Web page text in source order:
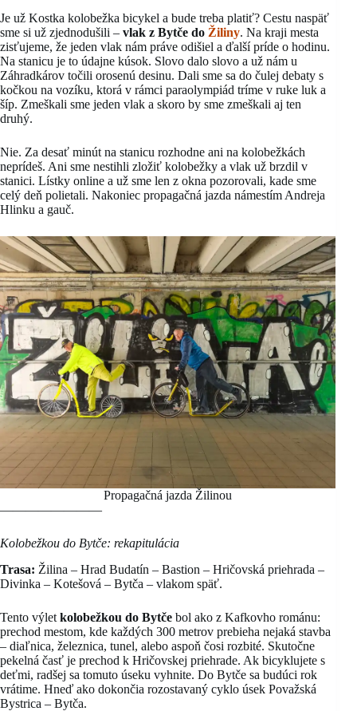
Je už Kostka kolobežka bicykel a bude treba platiť? Cestu naspäť
sme si už zjednodušili – vlak z Bytče do Žiliny. Na kraji mesta
zisťujeme, že jeden vlak nám práve odišiel a ďalší príde o hodinu.
Na stanicu je to údajne kúsok. Slovo dalo slovo a už nám u
Záhradkárov točili orosenú desinu. Dali sme sa do čulej debaty s
kočkou na vozíku, ktorá v rámci paraolympiád tríme v ruke luk a
šíp. Zmeškali sme jeden vlak a skoro by sme zmeškali aj ten
druhý.
Nie. Za desať minút na stanicu rozhodne ani na kolobežkách
neprídeš. Ani sme nestihli zložiť kolobežky a vlak už brzdil v
stanici. Lístky online a už sme len z okna pozorovali, kade sme
celý deň polietali. Nakoniec propagačná jazda námestím Andreja
Hlinku a gauč.
Propagačná jazda Žilinou
————————
Kolobežkou do Bytče: rekapitulácia
Trasa: Žilina – Hrad Budatín – Bastion – Hričovská priehrada –
Divinka – Kotešová – Bytča – vlakom späť.
Tento výlet kolobežkou do Bytče bol ako z Kafkovho románu:
prechod mestom, kde každých 300 metrov prebieha nejaká stavba
– diaľnica, železnica, tunel, alebo aspoň čosi rozbité. Skutočne
pekelná časť je prechod k Hričovskej priehrade. Ak bicyklujete s
deťmi, radšej sa tomuto úseku vyhnite. Do Bytče sa budúci rok
vrátime. Hneď ako dokončia rozostavaný cyklo úsek Považská
Bystrica – Bytča.